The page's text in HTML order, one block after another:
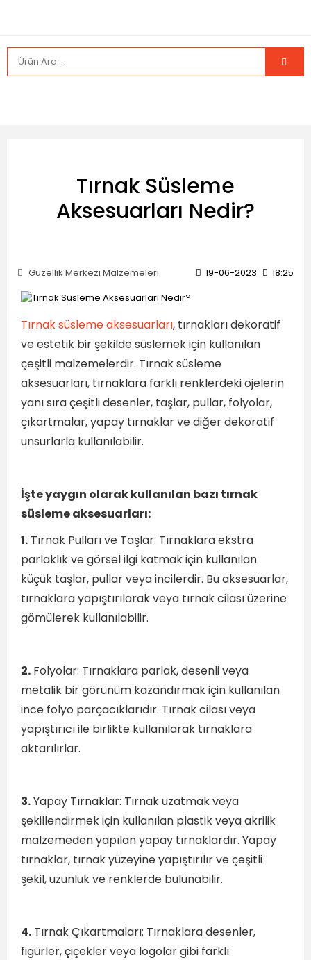
Tırnak Süsleme
Aksesuarları Nedir?
Güzellik Merkezi Malzemeleri 19-06-2023 18:25
Tırnak süsleme aksesuarları, tırnakları dekoratif
ve estetik bir şekilde süslemek için kullanılan
çeşitli malzemelerdir. Tırnak süsleme
aksesuarları, tırnaklara farklı renklerdeki ojelerin
yanı sıra çeşitli desenler, taşlar, pullar, folyolar,
çıkartmalar, yapay tırnaklar ve diğer dekoratif
unsurlarla kullanılabilir.
İşte yaygın olarak kullanılan bazı tırnak
süsleme aksesuarları:
1. Tırnak Pulları ve Taşlar: Tırnaklara ekstra
parlaklık ve görsel ilgi katmak için kullanılan
küçük taşlar, pullar veya incilerdir. Bu aksesuarlar,
tırnaklara yapıştırılarak veya tırnak cilası üzerine
gömülerek kullanılabilir.
2. Folyolar: Tırnaklara parlak, desenli veya
metalik bir görünüm kazandırmak için kullanılan
ince folyo parçacıklarıdır. Tırnak cilası veya
yapıştırıcı ile birlikte kullanılarak tırnaklara
aktarılırlar.
3.Yapay Tırnaklar: Tırnak uzatmak veya
şekillendirmek için kullanılan plastik veya akrilik
malzemeden yapılan yapay tırnaklardır. Yapay
tırnaklar, tırnak yüzeyine yapıştırılır ve çeşitli
şekil, uzunluk ve renklerde bulunabilir.
4. Tırnak Çıkartmaları: Tırnaklara desenler,
figürler, çiçekler veya logolar gibi farklı